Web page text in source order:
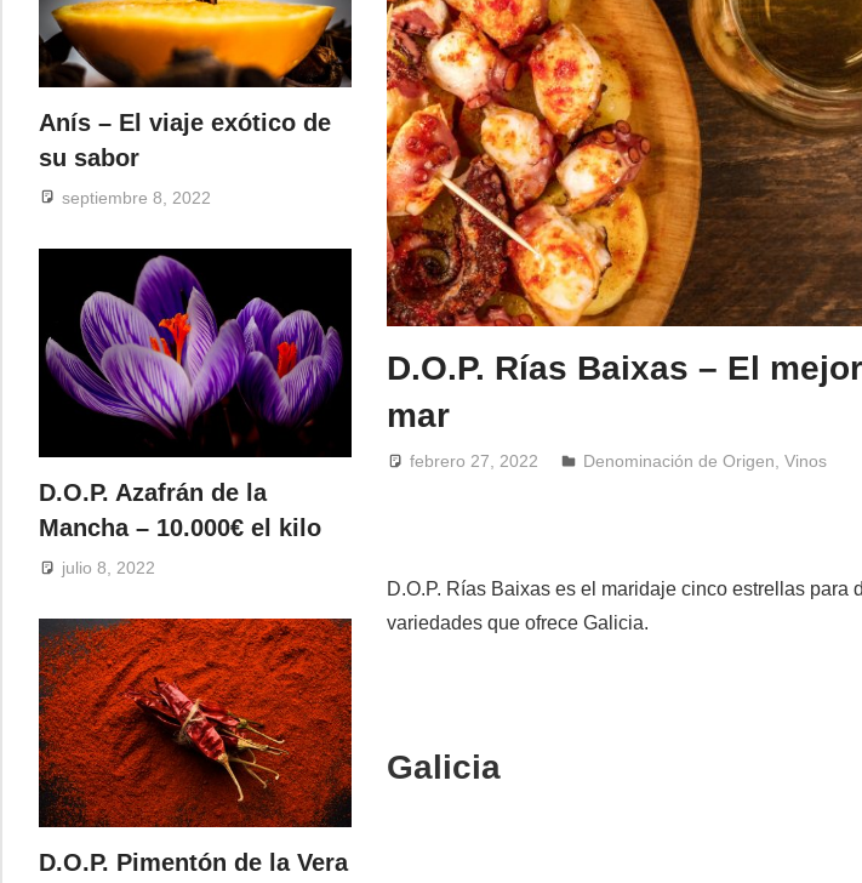
D.O.P. Rías Baixas – El
mar
febrero 27, 2022 Windrose
Denominación de Origen Vinos
D.O.P. Rías Baixas es el maridaje cinco estrellas
variedades que ofrece Galicia.
Galicia
Anís – El viaje exótico de
su sabor
septiembre 8, 2022
D.O.P. Azafrán de la
Mancha – 10.000€ el kilo
julio 8, 2022
D.O.P. Pimentón de la Vera